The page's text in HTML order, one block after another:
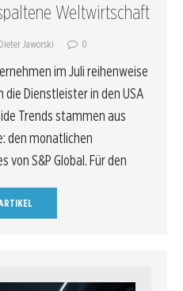
Weltwirtschaft
Jaworski 0
im Juli reihenweise
Dienstleister in den USA
Trends stammen aus
den monatlichen
von S&P Global. Für den